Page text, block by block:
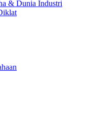
& Dunia Industri